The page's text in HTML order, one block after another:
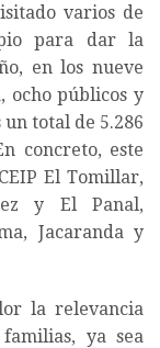
varios de
para dar la
en los nueve
ocho públicos y
total de 5.286
concreto, este
El Tomillar,
y El Panal,
Jacaranda y
la relevancia
ya sea